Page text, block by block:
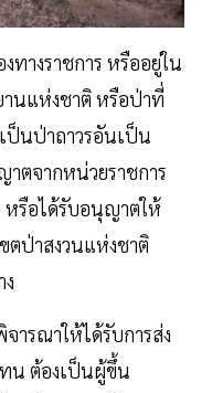
ทางราชการ หรืออยู่ใน
านแห่งชาติ หรือป่าที่
ป็นป่าถาวรอันเป็น
ตจากหน่วยราชการ
รือได้รับอนุญาตให้
ตป่าสงวนแห่งชาติ
รณาให้ได้รับการส่ง
น ต้องเป็นผู้ขึ้น